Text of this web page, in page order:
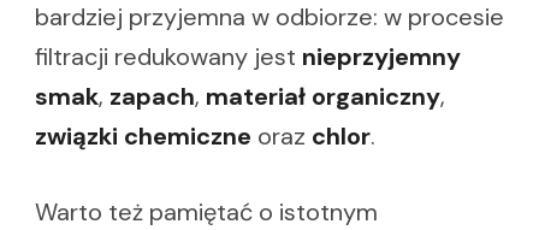
bardziej przyjemna w odbiorze: w procesie
filtracji redukowany jest nieprzyjemny
smak, zapach, materiał organiczny,
związki chemiczne oraz chlor.
Warto też pamiętać o istotnym